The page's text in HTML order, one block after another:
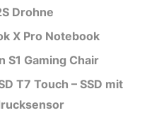
Drohne
X Pro Notebook
S1 Gaming Chair
T7 Touch – SSD mit